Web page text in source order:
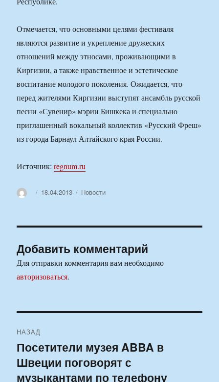
Отмечается, что основными целями фестиваля
являются развитие и укрепление дружеских
отношений между этносами, проживающими в
Киргизии, а также нравственное и эстетическое
воспитание молодого поколения. Ожидается, что
перед жителями Киргизии выступят ансамбль русской
песни «Сувенир» мэрии Бишкека и специально
приглашенный вокальный коллектив «Русский Фреш»
из города Барнаул Алтайского края России.
Источник:regnum.ru
АвторОпубликовано
18.04.2013 Рубрики
Новости
Добавить комментарий
Для отправки комментария вам необходимо
авторизоваться.
по
записям
НАЗАД
Предыдущая
запись:
Посетители музея ABBA в
Швеции поговорят с
музыкантами по телефону